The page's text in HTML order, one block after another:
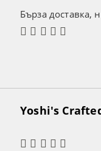
Бърза доставка,
Yoshi's